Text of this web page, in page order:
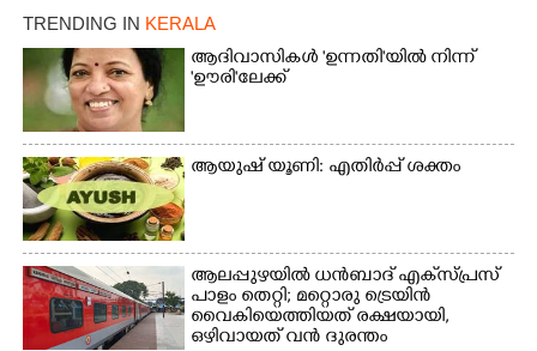
TRENDING IN KERALA
ആദിവാസികൾ 'ഉന്നതി'യിൽ നിന്ന്
'ഊരി'ലേക്ക്
ആയുഷ് യൂണി: എതിർപ്പ് ശക്തം
ആലപ്പുഴയിൽ ധൻബാദ് എക്‌സ്പ്രസ്
പാളം തെറ്റി; മറ്റൊരു ട്രെയിൻ
വൈകിയെത്തിയത് രക്ഷയായി,
ഒഴിവായത് വൻ ദുരന്തം